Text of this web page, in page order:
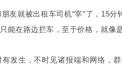
友就被出租车司机“宰”了，15分
在路边拦车，至于价格，就像是
发生，不时见诸报端和网络，